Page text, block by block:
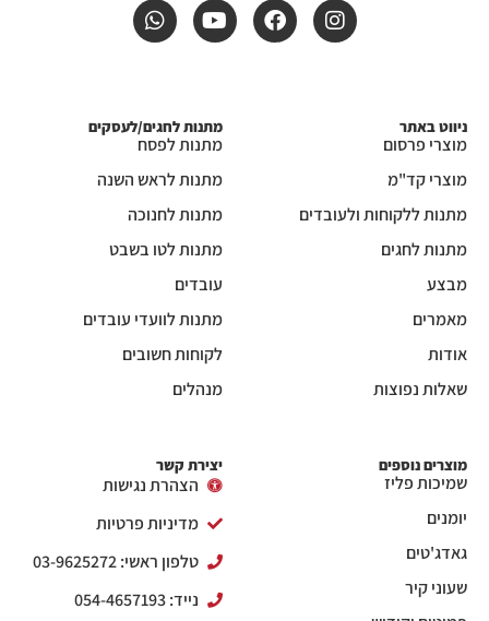
ניווט באתר
מוצרי פרסום
מוצרי קד"מ
מתנות ללקוחות ולעובדים
מתנות לחגים
מבצע
מאמרים
אודות
שאלות נפוצות
מתנות לחגים/לעסקים
מתנות לפסח
מתנות לראש השנה
מתנות לחנוכה
מתנות לטו בשבט
עובדים
מתנות לוועדי עובדים
לקוחות חשובים
מנהלים
מוצרים נוספים
שמיכות פליז
יומנים
גאדג'טים
שעוני קיר
יצירת קשר
הצהרת נגישות
מדיניות פרטיות
טלפון ראשי: 03-9625272
נייד: 054-4657193